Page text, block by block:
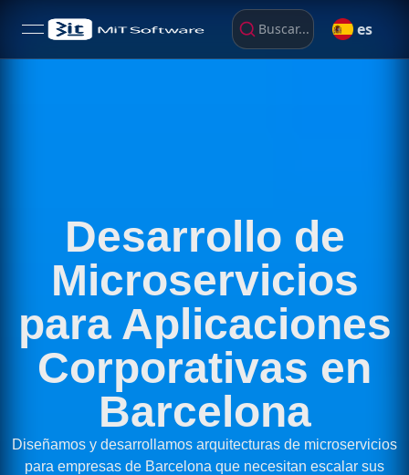
open navigation menu Buscar... es
Desarrollo de
Microservicios
para Aplicaciones
Corporativas en
Barcelona
Diseñamos y desarrollamos arquitecturas de microservicios
para empresas de Barcelona que necesitan escalar sus